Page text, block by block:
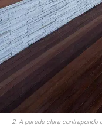
2. A parede clara contrapondo